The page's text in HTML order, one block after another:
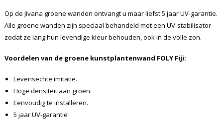
Op de Jivana groene wanden ontvangt u maar liefst 5 jaar UV-garantie.
Alle groene wanden zijn speciaal behandeld met een UV-stabilisator
zodat ze lang hun levendige kleur behouden, ook in de volle zon.
Voordelen van de groene kunstplantenwand FOLY Fiji:
Levensechte imitatie.
Hoge densiteit aan groen.
Eenvoudig te installeren.
5 jaar UV-garantie